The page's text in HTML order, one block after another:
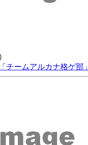
チームアルカナ格ゲ部」